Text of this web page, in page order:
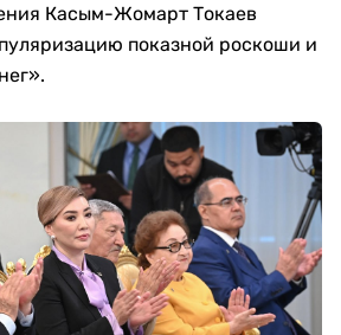
Касым-Жомарт Токаев
показной роскоши и